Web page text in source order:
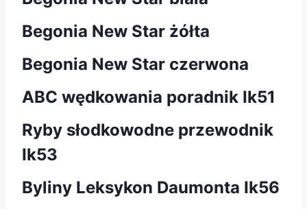
Begonia New Star żółta
Begonia New Star czerwona
ABC wędkowania poradnik Ik51
Ryby słodkowodne przewodnik
Ik53
Byliny Leksykon Daumonta Ik56